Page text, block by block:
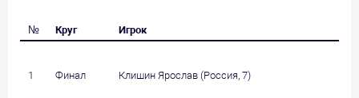
№ Круг Игрок
1 Финал Клишин Ярослав (Россия, 7)